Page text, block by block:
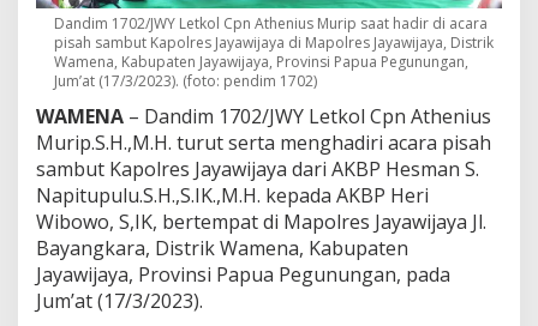
i
A
c
a
a
L
e
p
a
s
S
a
m
b
Dandim 1702/JWY Letkol Cpn Athenius Murip saat hadir di acara
pisah sambut Kapolres Jayawijaya di Mapolres Jayawijaya, Distrik
Wamena, Kabupaten Jayawijaya, Provinsi Papua Pegunungan,
Jum’at (17/3/2023). (foto: pendim 1702)
WAMENA – Dandim 1702/JWY Letkol Cpn Athenius
Murip.S.H.,M.H. turut serta menghadiri acara pisah
sambut Kapolres Jayawijaya dari AKBP Hesman S.
Napitupulu.S.H.,S.IK.,M.H. kepada AKBP Heri
Wibowo, S,IK, bertempat di Mapolres Jayawijaya Jl.
Bayangkara, Distrik Wamena, Kabupaten
Jayawijaya, Provinsi Papua Pegunungan, pada
Jum’at (17/3/2023).